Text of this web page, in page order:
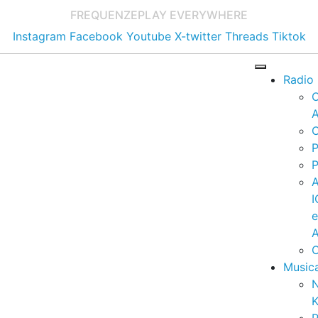
FREQUENZEPLAY EVERYWHERE
Instagram Facebook Youtube X-twitter Threads Tiktok
Radio
e